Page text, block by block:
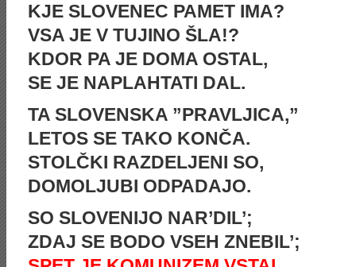
KJE SLOVENEC PAMET IMA?
VSA JE V TUJINO ŠLA!?
KDOR PA JE DOMA OSTAL,
SE JE NAPLAHTATI DAL.
TA SLOVENSKA ”PRAVLJICA,”
LETOS SE TAKO KONČA.
STOLČKI RAZDELJENI SO,
DOMOLJUBI ODPADAJO.
SO SLOVENIJO NAR’DIL’;
ZDAJ SE BODO VSEH ZNEBIL’;